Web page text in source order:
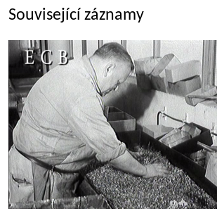
Související záznamy